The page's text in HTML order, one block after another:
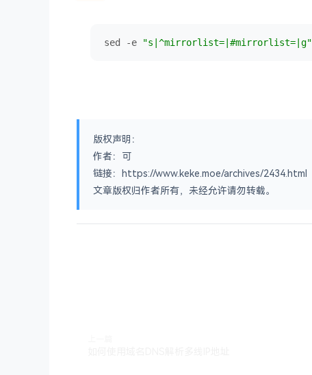
sed -e "s|^mirrorlist=|#mirrorlist=|g"
版权声明：
作者：可
链接：https://www.keke.moe/archives/2434.html
文章版权归作者所有，未经允许请勿转载。